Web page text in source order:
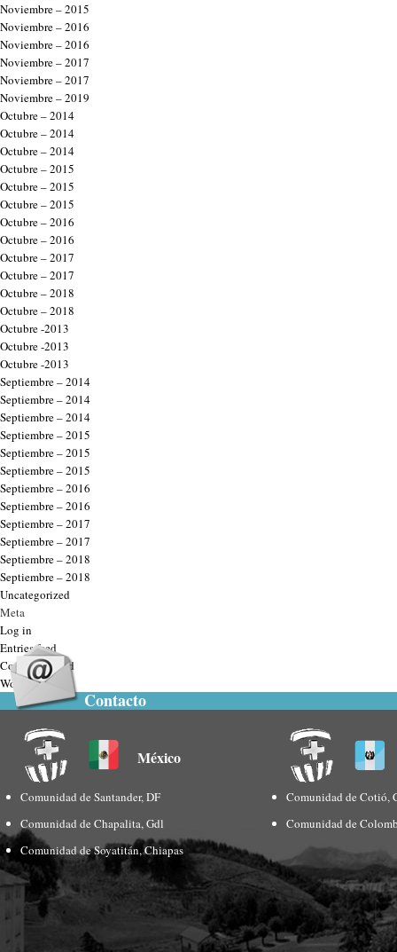
Noviembre – 2015
Noviembre – 2016
Noviembre – 2016
Noviembre – 2017
Noviembre – 2017
Noviembre – 2019
Octubre – 2014
Octubre – 2014
Octubre – 2014
Octubre – 2015
Octubre – 2015
Octubre – 2015
Octubre – 2016
Octubre – 2016
Octubre – 2017
Octubre – 2017
Octubre – 2018
Octubre – 2018
Octubre -2013
Octubre -2013
Octubre -2013
Septiembre – 2014
Septiembre – 2014
Septiembre – 2014
Septiembre – 2015
Septiembre – 2015
Septiembre – 2015
Septiembre – 2016
Septiembre – 2016
Septiembre – 2017
Septiembre – 2017
Septiembre – 2018
Septiembre – 2018
Uncategorized
Meta
Log in
Entries feed
Comments feed
WordPress.org
Contacto
México
Comunidad de Santander, DF
Comunidad de Chapalita, Gdl
Comunidad de Soyatitán, Chiapas
Comunidad de Cotió,
Comunidad de